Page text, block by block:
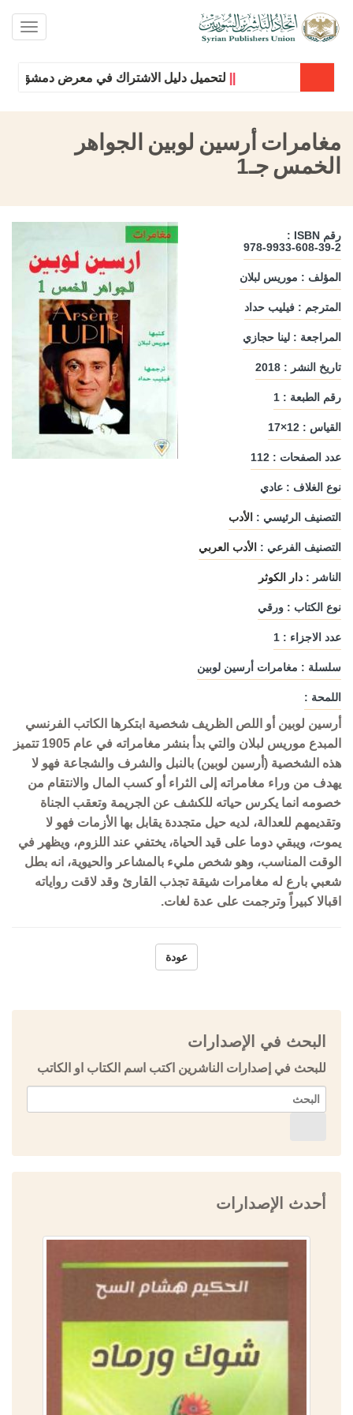
لتحميل دليل الاشتراك في معرض دمشق
مغامرات أرسين لوبين الجواهر
الخمس جـ1
رقم ISBN :
978-9933-608-39-2
المؤلف : موريس لبلان
المترجم : فيليب حداد
المراجعة : لينا حجازي
تاريخ النشر : 2018
رقم الطبعة : 1
القياس : 12×17
عدد الصفحات : 112
نوع الغلاف : عادي
التصنيف الرئيسي : الأدب
التصنيف الفرعي : الأدب العربي
الناشر : دار الكوثر
نوع الكتاب : ورقي
عدد الاجزاء : 1
سلسلة : مغامرات أرسين لوبين
اللمحة :
أرسين لوبين أو اللص الظريف شخصية ابتكرها الكاتب الفرنسي
المبدع موريس لبلان والتي بدأ بنشر مغامراته في عام 1905 تتميز
هذه الشخصية (أرسين لوبين) بالنبل والشرف والشجاعة فهو لا
يهدف من وراء مغامراته إلى الثراء أو كسب المال والانتقام من
خصومه انما يكرس حياته للكشف عن الجريمة وتعقب الجناة
وتقديمهم للعدالة، لديه حيل متجددة يقابل بها الأزمات فهو لا
يموت، ويبقي دوما على قيد الحياة، يختفي عند اللزوم، ويظهر في
الوقت المناسب، وهو شخص مليء بالمشاعر والحيوية، انه بطل
شعبي بارع له مغامرات شيقة تجذب القارئ وقد لاقت رواياته
اقبالا كبيراً وترجمت على عدة لغات.
عودة
البحث في الإصدارات
للبحث في إصدارات الناشرين اكتب اسم الكتاب او الكاتب
أحدث الإصدارات